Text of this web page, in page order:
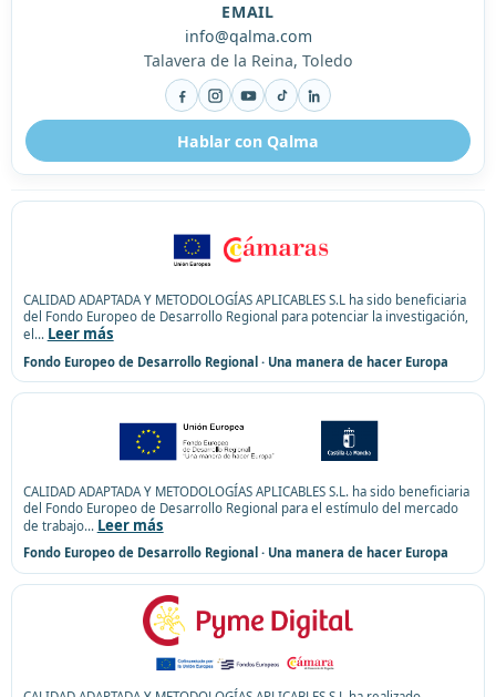
EMAIL
info@qalma.com
Talavera de la Reina, Toledo
Facebook
Instagram
YouTube
TikTokLinkedIn
Hablar con Qalma
CALIDAD ADAPTADA Y METODOLOGÍAS APLICABLES S.L ha sido beneficiaria
del Fondo Europeo de Desarrollo Regional para potenciar la investigación,
el ... Leer más
Fondo Europeo de Desarrollo Regional · Una manera de hacer Europa
CALIDAD ADAPTADA Y METODOLOGÍAS APLICABLES S.L. ha sido beneficiaria
del Fondo Europeo de Desarrollo Regional para el estímulo del mercado
de trabajo... Leer más
Fondo Europeo de Desarrollo Regional · Una manera de hacer Europa